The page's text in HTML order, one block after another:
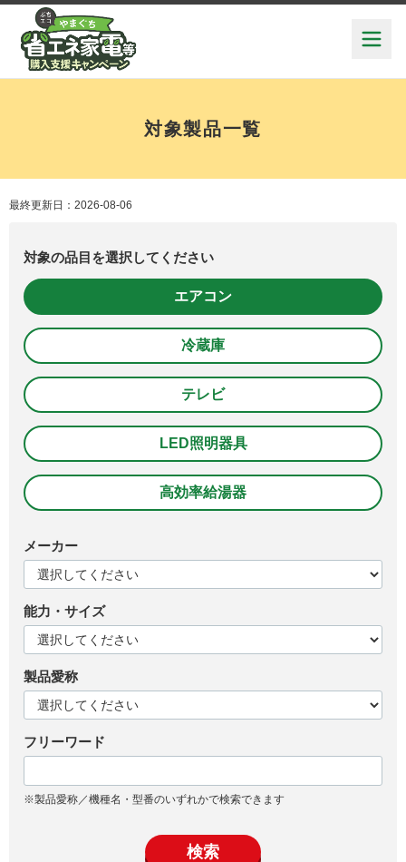
対象製品一覧
最終更新日：2026-08-06
対象の品目を選択してください
エアコン
冷蔵庫
テレビ
LED照明器具
高効率給湯器
メーカー
能力・サイズ
製品愛称
フリーワード
※製品愛称／機種名・型番のいずれかで検索できます
検索